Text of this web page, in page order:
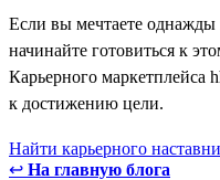
Если вы мечтаете однажды
начинайте готовиться к
Карьерного маркетплейса
к достижению цели.
Найти карьерного
↩ На главную блога